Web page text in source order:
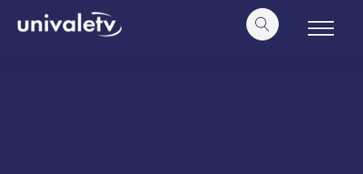
conteúdo